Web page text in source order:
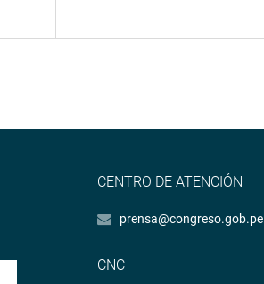
CENTRO DE ATENCIÓN
prensa@congreso.gob.pe
CNC